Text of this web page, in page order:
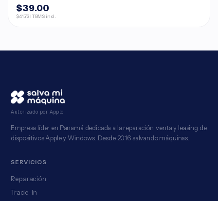
$39.00
$41.73 ITBMS incl.
Autorizado por Apple
Empresa líder en Panamá dedicada a la reparación, venta y leasing de
dispositivos Apple y Windows. Desde 2016 salvando máquinas.
SERVICIOS
Reparación
Trade-In